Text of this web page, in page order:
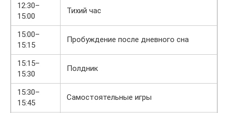
12:30–
15:00
Тихий час
15:00–
15:15
Пробуждение после дневного сна
15:15–
15:30
Полдник
15:30–
15:45
Самостоятельные игры